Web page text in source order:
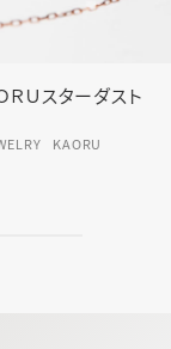
KAORU
JEWELRY